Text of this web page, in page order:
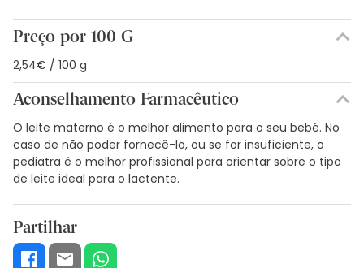
Preço por 100 G
2,54€ / 100 g
Aconselhamento Farmacêutico
O leite materno é o melhor alimento para o seu bebé. No
caso de não poder fornecê-lo, ou se for insuficiente, o
pediatra é o melhor profissional para orientar sobre o tipo
de leite ideal para o lactente.
Partilhar